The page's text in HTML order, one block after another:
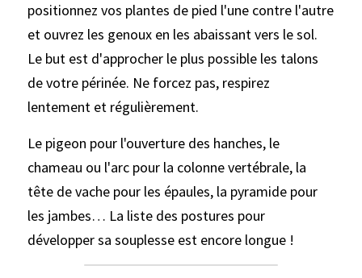
positionnez vos plantes de pied l'une contre l'autre
et ouvrez les genoux en les abaissant vers le sol.
Le but est d'approcher le plus possible les talons
de votre périnée. Ne forcez pas, respirez
lentement et régulièrement.
Le pigeon pour l'ouverture des hanches, le
chameau ou l'arc pour la colonne vertébrale, la
tête de vache pour les épaules, la pyramide pour
les jambes… La liste des postures pour
développer sa souplesse est encore longue !